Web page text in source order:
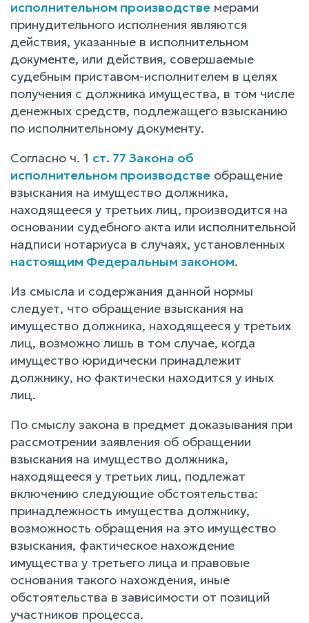
исполнительном производстве мерами
принудительного исполнения являются
действия, указанные в исполнительном
документе, или действия, совершаемые
судебным приставом-исполнителем в целях
получения с должника имущества, в том числе
денежных средств, подлежащего взысканию
по исполнительному документу.
Согласно ч. 1 ст. 77 Закона об
исполнительном производстве обращение
взыскания на имущество должника,
находящееся у третьих лиц, производится на
основании судебного акта или исполнительной
надписи нотариуса в случаях, установленных
настоящим Федеральным законом.
Из смысла и содержания данной нормы
следует, что обращение взыскания на
имущество должника, находящееся у третьих
лиц, возможно лишь в том случае, когда
имущество юридически принадлежит
должнику, но фактически находится у иных
лиц.
По смыслу закона в предмет доказывания при
рассмотрении заявления об обращении
взыскания на имущество должника,
находящееся у третьих лиц, подлежат
включению следующие обстоятельства:
принадлежность имущества должнику,
возможность обращения на это имущество
взыскания, фактическое нахождение
имущества у третьего лица и правовые
основания такого нахождения, иные
обстоятельства в зависимости от позиций
участников процесса.